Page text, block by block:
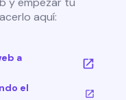
aquí:
a
el